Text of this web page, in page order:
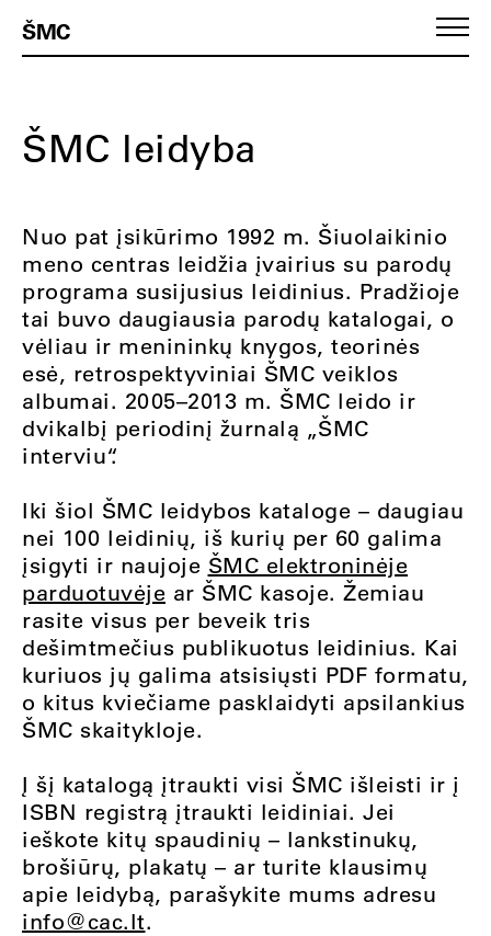
ŠMC
ŠMC leidyba
Nuo pat įsikūrimo 1992 m. Šiuolaikinio
meno centras leidžia įvairius su parodų
programa susijusius leidinius. Pradžioje
tai buvo daugiausia parodų katalogai, o
vėliau ir menininkų knygos, teorinės
esė, retrospektyviniai ŠMC veiklos
albumai. 2005–2013 m. ŠMC leido ir
dvikalbį periodinį žurnalą „ŠMC
interviu“.
Iki šiol ŠMC leidybos kataloge – daugiau
nei 100 leidinių, iš kurių per 60 galima
įsigyti ir naujoje ŠMC elektroninėje
parduotuvėje ar ŠMC kasoje. Žemiau
rasite visus per beveik tris
dešimtmečius publikuotus leidinius. Kai
kuriuos jų galima atsisiųsti PDF formatu,
o kitus kviečiame pasklaidyti apsilankius
ŠMC skaitykloje.
Į šį katalogą įtraukti visi ŠMC išleisti ir į
ISBN registrą įtraukti leidiniai. Jei
ieškote kitų spaudinių – lankstinukų,
brošiūrų, plakatų – ar turite klausimų
apie leidybą, parašykite mums adresu
info@cac.lt.